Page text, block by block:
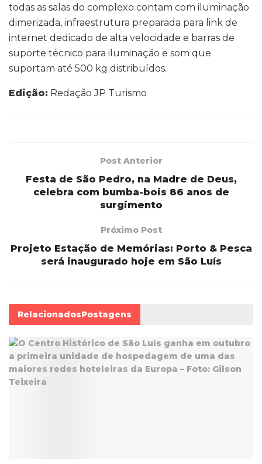
todas as salas do complexo contam com iluminação
dimerizada, infraestrutura preparada para link de
internet dedicado de alta velocidade e barras de
suporte técnico para iluminação e som que
suportam até 500 kg distribuídos.
Edição: Redação JP Turismo
Post Anterior
Festa de São Pedro, na Madre de Deus,
celebra com bumba-bois 86 anos de
surgimento
Próximo Post
Projeto Estação de Memórias: Porto & Pesca
será inaugurado hoje em São Luís
RelacionadosPostagens